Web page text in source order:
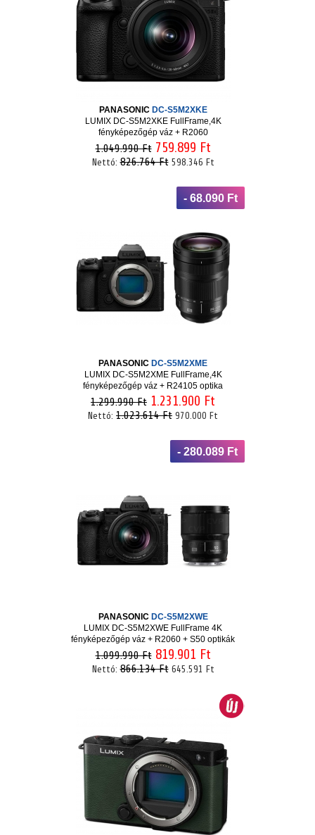
PANASONIC DC-S5M2XKE
LUMIX DC-S5M2XKE FullFrame,4K
fényképezőgép váz + R2060
1.049.990 Ft 759.899 Ft
Nettó:826.764 Ft 598.346 Ft
- 68.090 Ft
PANASONIC DC-S5M2XME
LUMIX DC-S5M2XME FullFrame,4K
fényképezőgép váz + R24105 optika
1.299.990 Ft 1.231.900 Ft
Nettó: 1.023.614 Ft 970.000 Ft
- 280.089 Ft
PANASONIC DC-S5M2XWE
LUMIX DC-S5M2XWE FullFrame 4K
fényképezőgép váz + R2060 + S50 optikák
1.099.990 Ft 819.901 Ft
Nettó:866.134 Ft 645.591 Ft